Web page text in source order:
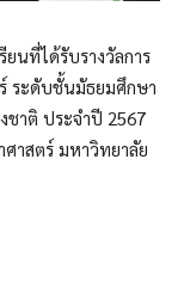
นที่ได้รับรางวัลการ
ระดับชั้นมัธยมศึกษา
ชาติ ประจำปี 2567
าสตร์ มหาวิทยาลัย